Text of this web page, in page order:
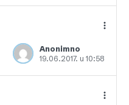
Anonimno
19.06.2017. u 10:58
Dodajte u favorite